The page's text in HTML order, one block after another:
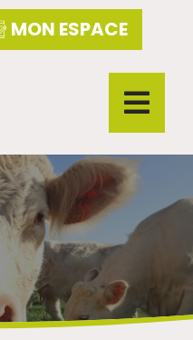
MON ESPACE